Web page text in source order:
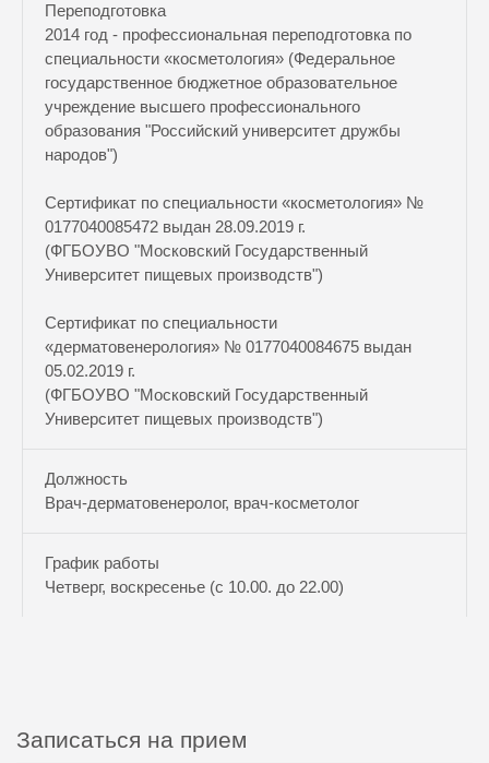
Переподготовка
2014 год - профессиональная переподготовка по
специальности «косметология» (Федеральное
государственное бюджетное образовательное
учреждение высшего профессионального
образования "Российский университет дружбы
народов")
Сертификат по специальности «косметология» №
0177040085472 выдан 28.09.2019 г.
(ФГБОУВО "Московский Государственный
Университет пищевых производств")
Сертификат по специальности
«дерматовенерология» № 0177040084675 выдан
05.02.2019 г.
(ФГБОУВО "Московский Государственный
Университет пищевых производств")
Должность
Врач-дерматовенеролог, врач-косметолог
График работы
Четверг, воскресенье (с 10.00. до 22.00)
Записаться на прием